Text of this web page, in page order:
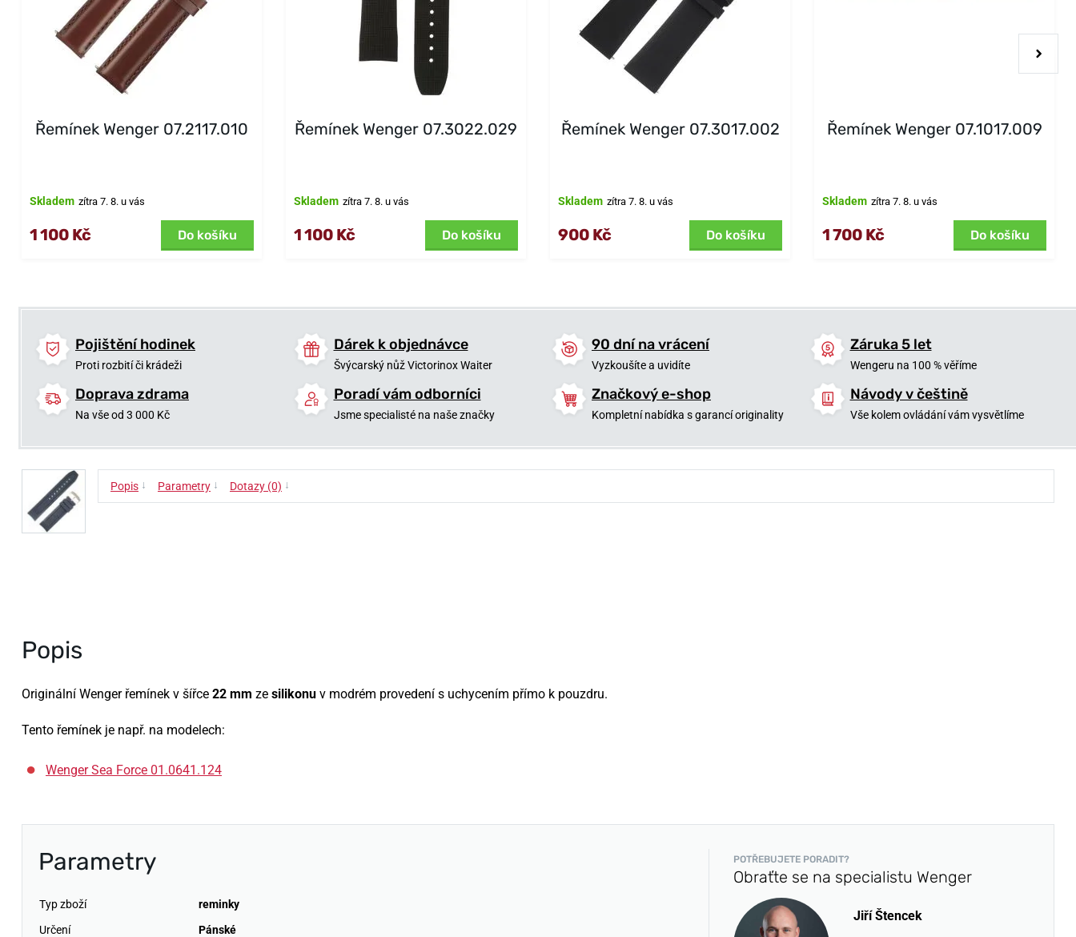
Řemínek Wenger 07.2117.010
Skladem zítra 7. 8. u vás
1 100 Kč Do košíku
Řemínek Wenger 07.3022.029
Skladem zítra 7. 8. u vás
1 100 Kč Do košíku
Řemínek Wenger 07.3017.002
Skladem zítra 7. 8. u vás
900 Kč Do košíku
Řemínek Wenger 07.1017.009
Skladem zítra 7. 8. u vás
1 700 Kč Do košíku
Pojištění hodinek
Proti rozbití či krádeži
Dárek k objednávce
Švýcarský nůž Victorinox Waiter
90 dní na vrácení
Vyzkoušíte a uvidíte
Záruka 5 let
Wengeru na 100 % věříme
Doprava zdrama
Na vše od 3 000 Kč
Poradí vám odborníci
Jsme specialisté na naše značky
Značkový e-shop
Kompletní nabídka s garancí originality
Návody v češtině
Vše kolem ovládání vám vysvětlíme
Popis ↓ Parametry ↓ Dotazy (0) ↓
Popis
Originální Wenger řemínek v šířce 22 mm ze silikonu v modrém provedení s uchycením přímo k pouzdru.
Tento řemínek je např. na modelech:
Wenger Sea Force 01.0641.124
Parametry
Typ zboží
reminky
Určení
Pánské
POTŘEBUJETE PORADIT?
Obraťte se na specialistu Wenger
Jiří Štencek